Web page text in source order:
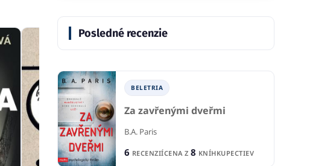
Posledné recenzie
BELETRIA
Za zavřenými dveřmi
B.A. Paris
6 RECENZIÍCENA Z 8 KNÍHKUPECTIEV